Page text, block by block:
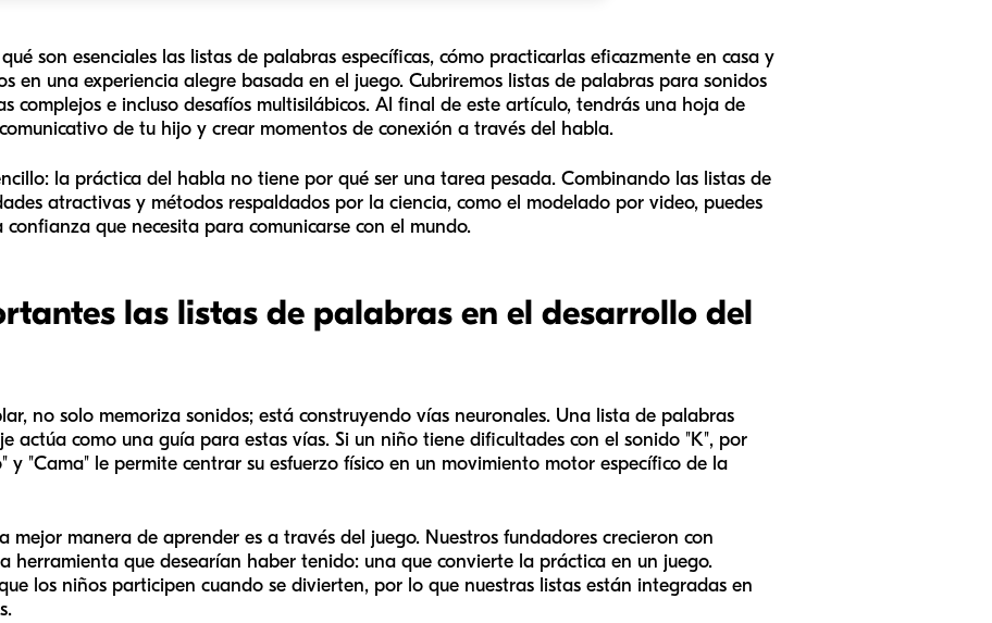
son esenciales las listas de palabras específicas, cómo practicarlas eficazmente en casa y
en una experiencia alegre basada en el juego. Cubriremos listas de palabras para sonidos
complejos e incluso desafíos multisilábicos. Al final de este artículo, tendrás una hoja de
de tu hijo y crear momentos de conexión a través del habla.
la práctica del habla no tiene por qué ser una tarea pesada. Combinando las listas de
atractivas y métodos respaldados por la ciencia, como el modelado por video, puedes
que necesita para comunicarse con el mundo.
las listas de palabras en el desarrollo del
no solo memoriza sonidos; está construyendo vías neuronales. Una lista de palabras
actúa como una guía para estas vías. Si un niño tiene dificultades con el sonido "K", por
y "Cama" le permite centrar su esfuerzo físico en un movimiento motor específico de la
mejor manera de aprender es a través del juego. Nuestros fundadores crecieron con
herramienta que desearían haber tenido: una que convierte la práctica en un juego.
los niños participen cuando se divierten, por lo que nuestras listas están integradas en